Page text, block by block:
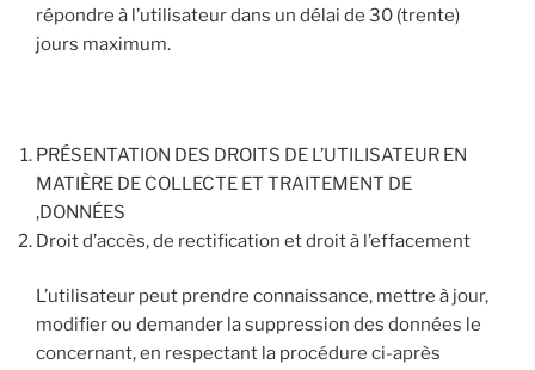
répondre à l’utilisateur dans un délai de 30 (trente)
jours maximum.
PRÉSENTATION DES DROITS DE L’UTILISATEUR EN
MATIÈRE DE COLLECTE ET TRAITEMENT DE
,DONNÉES
Droit d’accès, de rectification et droit à l’effacement
L’utilisateur peut prendre connaissance, mettre à jour,
modifier ou demander la suppression des données le
concernant, en respectant la procédure ci-après